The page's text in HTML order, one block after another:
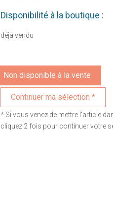
Disponibilité à la boutique :
déjà vendu
Non disponible à la vente
* Si vous venez de mettre l'article
cliquez 2 fois pour continuer votre